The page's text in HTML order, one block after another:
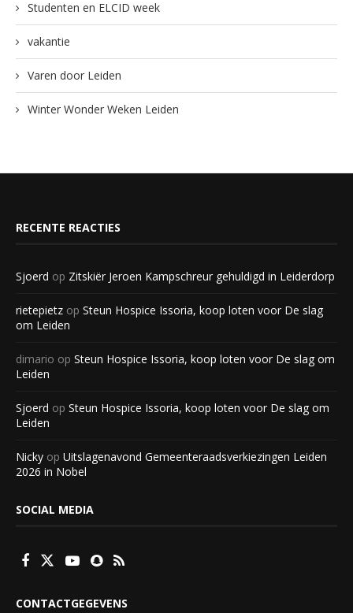
Studenten en ELCID week
vakantie
Varen door Leiden
Winter Wonder Weken Leiden
RECENTE REACTIES
Sjoerd op Zitskiër Jeroen Kampschreur gehuldigd in Leiderdorp
rietepietz op Steun Hospice Issoria, koop loten voor De slag
om Leiden
dimario op Steun Hospice Issoria, koop loten voor De slag om
Leiden
Sjoerd op Steun Hospice Issoria, koop loten voor De slag om
Leiden
Nicky op Uitslagenavond Gemeenteraadsverkiezingen Leiden
2026 in Nobel
SOCIAL MEDIA
CONTACTGEGEVENS